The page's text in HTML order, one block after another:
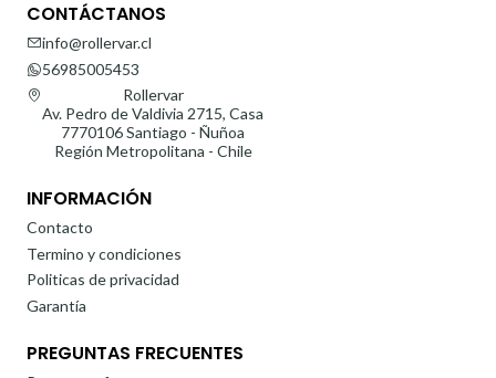
CONTÁCTANOS
info@rollervar.cl
56985005453
Rollervar
Av. Pedro de Valdivia 2715, Casa
7770106 Santiago - Ñuñoa
Región Metropolitana - Chile
INFORMACIÓN
Contacto
Termino y condiciones
Politicas de privacidad
Garantía
PREGUNTAS FRECUENTES